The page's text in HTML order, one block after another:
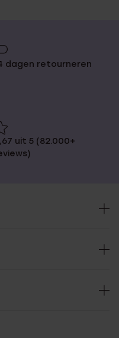
dagen retourneren
uit 5 (82.000+